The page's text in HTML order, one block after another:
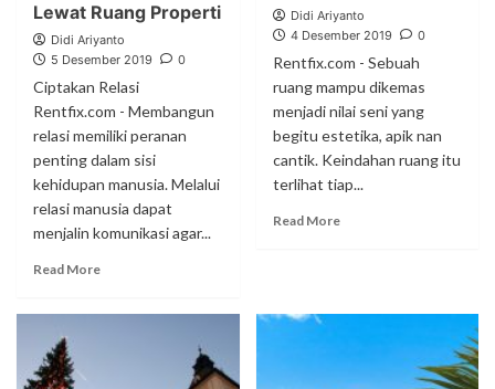
Lewat Ruang Properti
Didi Ariyanto
5 Desember 2019
0
Ciptakan Relasi
Rentfix.com - Membangun
relasi memiliki peranan
penting dalam sisi
kehidupan manusia. Melalui
relasi manusia dapat
menjalin komunikasi agar...
Read More
Didi Ariyanto
4 Desember 2019
0
Rentfix.com - Sebuah
ruang mampu dikemas
menjadi nilai seni yang
begitu estetika, apik nan
cantik. Keindahan ruang itu
terlihat tiap...
Read More